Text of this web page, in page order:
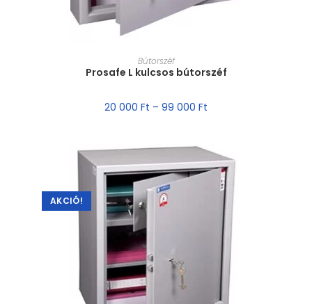
MÉRET VÁLASZTÁSA
Bútorszéf
Prosafe L kulcsos bútorszéf
20 000 Ft – 99 000 Ft
AKCIÓ!